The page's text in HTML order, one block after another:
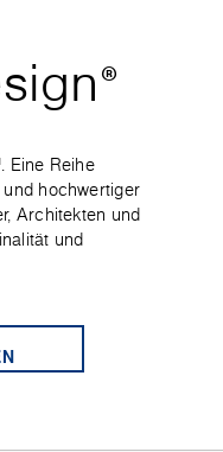
®
Eine Reihe
hochwertiger
Architekten und
und